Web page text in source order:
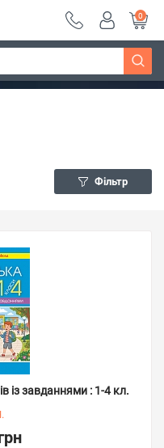
~
Дізнатись більше
0
Фільтр
із завданнями : 1-4 кл.